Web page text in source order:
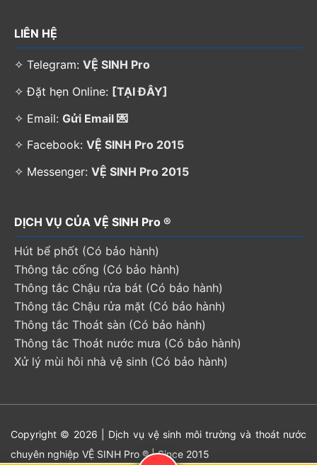
LIÊN HỆ
✧ Telegram: VỆ SINH Pro
✧ Đặt hẹn Online: [TẠI ĐÂY]
✧ Email: Gửi Email 💌
✧ Facebook: VỆ SINH Pro 2015
✧ Messenger: VỆ SINH Pro 2015
DỊCH VỤ CỦA VỆ SINH Pro ®
Hút bể phốt (Có bảo hành)
Thông tắc cống (Có bảo hành)
Thông tắc Chậu rửa bát (Có bảo hành)
Thông tắc Chậu rửa mặt (Có bảo hành)
Thông tắc Thoát sàn (Có bảo hành)
Thông tắc Thoát nước mưa (Có bảo hành)
Xử lý mùi hôi nhà vệ sinh (Có bảo hành)
Copyright © 2026 | Dịch vụ vệ sinh môi trường và thoát nước
chuyên nghiệp VỆ SINH Pro ® | Since 2015